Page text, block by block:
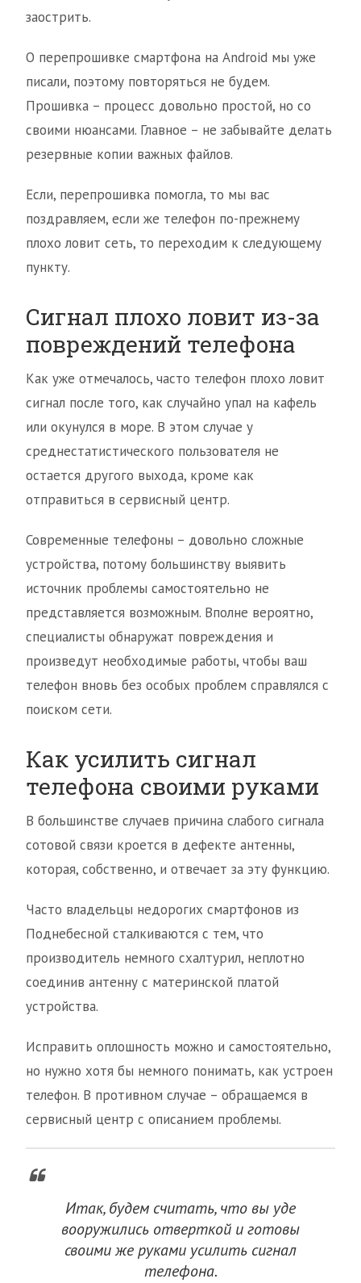
заострить.
О перепрошивке смартфона на Android мы уже
писали, поэтому повторяться не будем.
Прошивка – процесс довольно простой, но со
своими нюансами. Главное – не забывайте делать
резервные копии важных файлов.
Если, перепрошивка помогла, то мы вас
поздравляем, если же телефон по-прежнему
плохо ловит сеть, то переходим к следующему
пункту.
Сигнал плохо ловит из-за
повреждений телефона
Как уже отмечалось, часто телефон плохо ловит
сигнал после того, как случайно упал на кафель
или окунулся в море. В этом случае у
среднестатистического пользователя не
остается другого выхода, кроме как
отправиться в сервисный центр.
Современные телефоны – довольно сложные
устройства, потому большинству выявить
источник проблемы самостоятельно не
представляется возможным. Вполне вероятно,
специалисты обнаружат повреждения и
произведут необходимые работы, чтобы ваш
телефон вновь без особых проблем справлялся с
поиском сети.
Как усилить сигнал
телефона своими руками
В большинстве случаев причина слабого сигнала
сотовой связи кроется в дефекте антенны,
которая, собственно, и отвечает за эту функцию.
Часто владельцы недорогих смартфонов из
Поднебесной сталкиваются с тем, что
производитель немного схалтурил, неплотно
соединив антенну с материнской платой
устройства.
Исправить оплошность можно и самостоятельно,
но нужно хотя бы немного понимать, как устроен
телефон. В противном случае – обращаемся в
сервисный центр с описанием проблемы.
Итак, будем считать, что вы уде
вооружились отверткой и готовы
своими же руками усилить сигнал
телефона.